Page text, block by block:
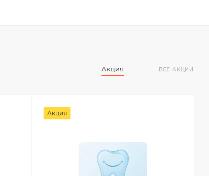
Акция ВСЕ АКЦИИ
Акция